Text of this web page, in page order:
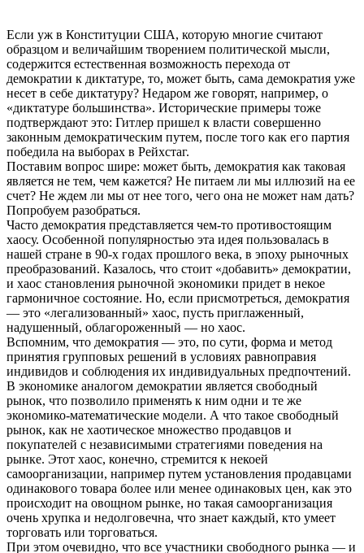
Если уж в Конституции США, которую многие считают
образцом и величайшим творением политической мысли,
содержится естественная возможность перехода от
демократии к диктатуре, то, может быть, сама демократия уже
несет в себе диктатуру? Недаром же говорят, например, о
«диктатуре большинства». Исторические примеры тоже
подтверждают это: Гитлер пришел к власти совершенно
законным демократическим путем, после того как его партия
победила на выборах в Рейхстаг.
Поставим вопрос шире: может быть, демократия как таковая
является не тем, чем кажется? Не питаем ли мы иллюзий на ее
счет? Не ждем ли мы от нее того, чего она не может нам дать?
Попробуем разобраться.
Часто демократия представляется чем-то противостоящим
хаосу. Особенной популярностью эта идея пользовалась в
нашей стране в 90-х годах прошлого века, в эпоху рыночных
преобразований. Казалось, что стоит «добавить» демократии,
и хаос становления рыночной экономики придет в некое
гармоничное состояние. Но, если присмотреться, демократия
— это «легализованный» хаос, пусть приглаженный,
надушенный, облагороженный — но хаос.
Вспомним, что демократия — это, по сути, форма и метод
принятия групповых решений в условиях равноправия
индивидов и соблюдения их индивидуальных предпочтений.
В экономике аналогом демократии является свободный
рынок, что позволило применять к ним одни и те же
экономико-математические модели. А что такое свободный
рынок, как не хаотическое множество продавцов и
покупателей с независимыми стратегиями поведения на
рынке. Этот хаос, конечно, стремится к некоей
самоорганизации, например путем установления продавцами
одинакового товара более или менее одинаковых цен, как это
происходит на овощном рынке, но такая самоорганизация
очень хрупка и недолговечна, что знает каждый, кто умеет
торговать или торговаться.
При этом очевидно, что все участники свободного рынка — и